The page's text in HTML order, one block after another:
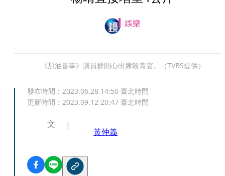
娛樂
《加油喜事》演員群開心出席殺青宴。（TVBS提供）
發布時間： 2023.06.28 14:50 臺北時間
更新時間： 2023.09.12 20:47 臺北時間
文
黃仲義